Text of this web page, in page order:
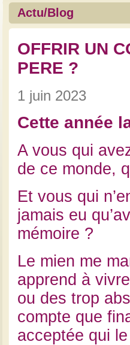
Actu/Blog
OFFRIR UN
PERE ?
1 juin 2023
Cette année
A vous qui
de ce monde,
Et vous qui
jamais eu
mémoire ?
Le mien me
apprend à
ou des trop
compte que
acceptée qui